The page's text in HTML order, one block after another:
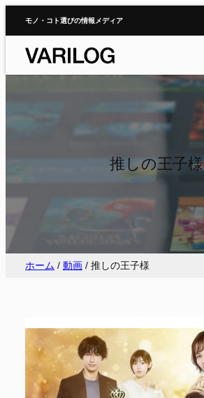
モノ・コト選びの情報メディア
推しの王子様
ホーム / 動画 / 推しの王子様